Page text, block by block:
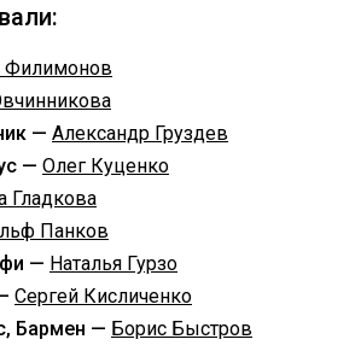
Филимонов
— Александр Груздев
— Олег Куценко
Гладкова
Панков
— Наталья Гурзо
Сергей Кисличенко
Бармен — Борис Быстров